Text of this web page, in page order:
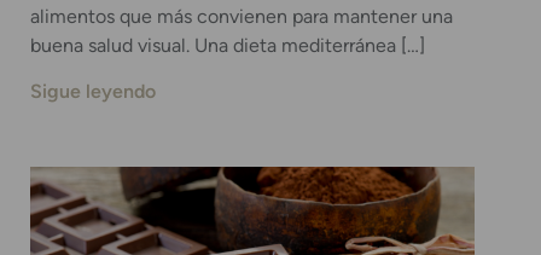
alimentos que más convienen para mantener una
buena salud visual. Una dieta mediterránea […]
Sigue leyendo